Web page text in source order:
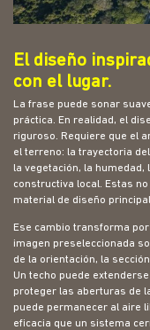
El diseño
con el lugar.
La frase puede sonar
práctica. En realidad, el
riguroso. Requiere que el
el terreno: la trayectoria
la vegetación, la
constructiva local. Estas
material de diseño
Ese cambio transforma
imagen preseleccionada
de la orientación, la
Un techo puede
proteger las aberturas de
puede permanecer al aire
eficacia que un sistema